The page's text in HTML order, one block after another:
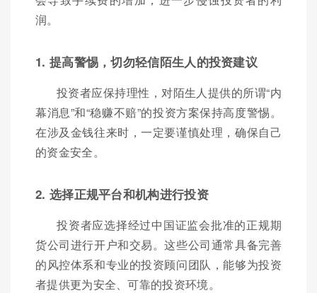
润。
1. 提高警惕，切勿轻信陌生人的投资建议
投资者应保持理性，对陌生人提供的所谓“内
幕消息”和“稳赚不赔”的投资方案保持高度警惕。
在涉及金钱往来时，一定要谨慎处理，确保自己
的资金安全。
2. 选择正规平台和机构进行投资
投资者应选择经过中国证监会批准的正规期
货公司进行开户和交易。这些公司通常具备完善
的风控体系和专业的投资顾问团队，能够为投资
者提供更为安全、可靠的投资环境。